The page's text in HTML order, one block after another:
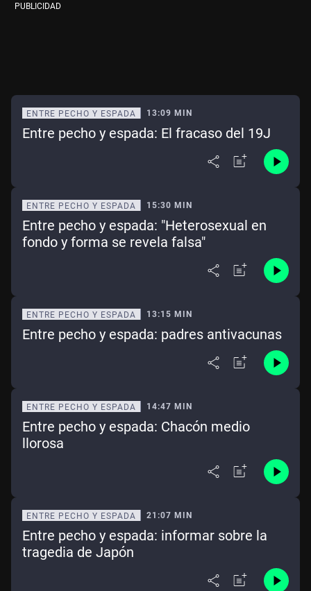
PUBLICIDAD
ENTRE PECHO Y ESPADA 13:09 MIN
Entre pecho y espada: El fracaso del 19J
ENTRE PECHO Y ESPADA 15:30 MIN
Entre pecho y espada: "Heterosexual en
fondo y forma se revela falsa"
ENTRE PECHO Y ESPADA 13:15 MIN
Entre pecho y espada: padres antivacunas
ENTRE PECHO Y ESPADA 14:47 MIN
Entre pecho y espada: Chacón medio
llorosa
ENTRE PECHO Y ESPADA 21:07 MIN
Entre pecho y espada: informar sobre la
tragedia de Japón